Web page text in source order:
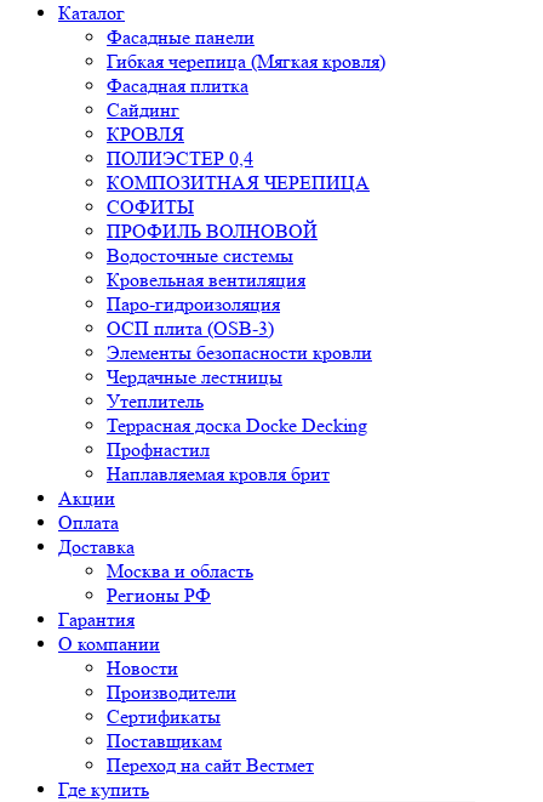
Каталог
Фасадные панели
Гибкая черепица (Мягкая кровля)
Фасадная плитка
Сайдинг
КРОВЛЯ
ПОЛИЭСТЕР 0,4
КОМПОЗИТНАЯ ЧЕРЕПИЦА
СОФИТЫ
ПРОФИЛЬ ВОЛНОВОЙ
Водосточные системы
Кровельная вентиляция
Паро-гидроизоляция
ОСП плита (OSB-3)
Элементы безопасности кровли
Чердачные лестницы
Утеплитель
Террасная доска Docke Decking
Профнастил
Наплавляемая кровля брит
Акции
Оплата
Доставка
Москва и область
Регионы РФ
Гарантия
О компании
Новости
Производители
Сертификаты
Поставщикам
Переход на сайт Вестмет
Где купить